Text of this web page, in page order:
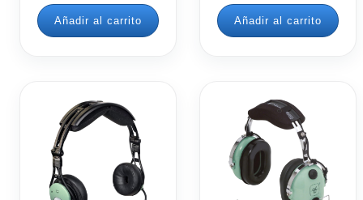
Añadir al carrito Añadir al carrito